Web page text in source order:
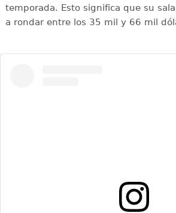
temporada. Esto significa que su
a rondar entre los 35 mil y 66 mil